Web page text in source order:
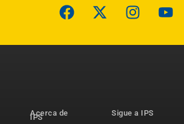
Acerca de
IPS
Sigue a IPS